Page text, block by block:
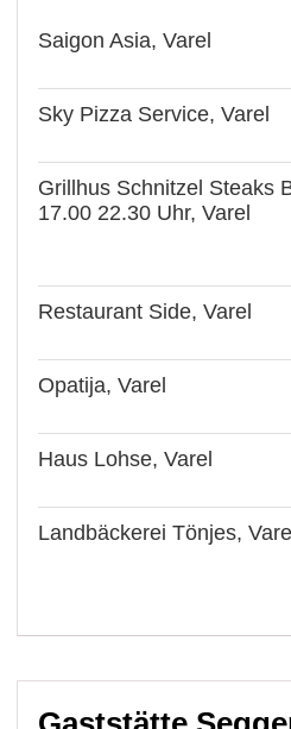
Saigon Asia, Varel
Sky Pizza Service, Varel
Grillhus Schnitzel Steaks
17.00 22.30 Uhr, Varel
Restaurant Side, Varel
Opatija, Varel
Haus Lohse, Varel
Landbäckerei Tönjes,